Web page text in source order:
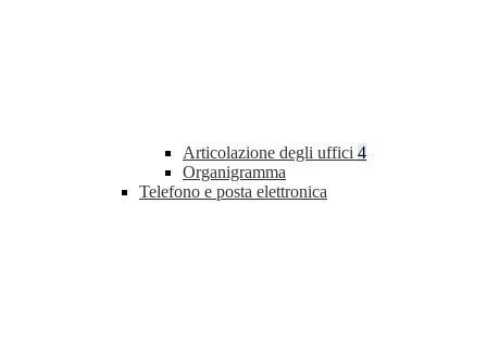
Articolazione degli uffici 4
Organigramma
Telefono e posta elettronica